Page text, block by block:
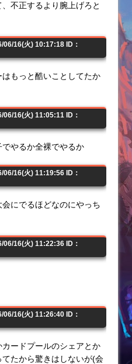
不正するより腕上げろと
06/16(火) 10:17:18 ID：
もっと酷いことしてたか
06/16(火) 11:05:11 ID：
やるか全裸でやるか
06/16(火) 11:19:56 ID：
にでるほどなのにやっち
06/16(火) 11:22:36 ID：
06/16(火) 11:26:40 ID：
ードプールのシェアとか
たから驚きはしないが(会